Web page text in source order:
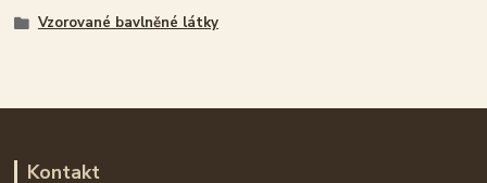
Vzorované bavlněné látky
Kontakt